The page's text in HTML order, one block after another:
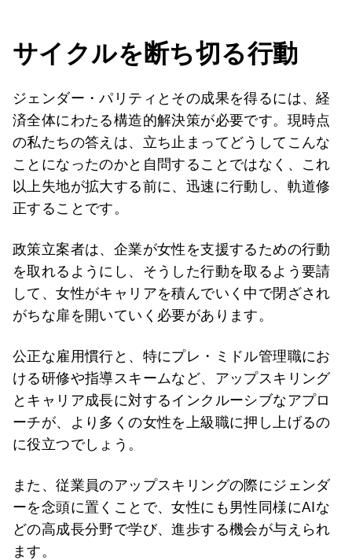
サイクルを断ち切る行動
ジェンダー・パリティとその成果を得るには、経
済全体にわたる構造的解決策が必要です。現時点
の私たちの答えは、立ち止まってどうしてこんな
ことになったのかと自問することではなく、これ
以上失地が拡大する前に、迅速に行動し、軌道修
正することです。
政策立案者は、企業が女性を支援するための行動
を取れるようにし、そうした行動を取るよう要請
して、女性がキャリアを積んでいく中で閉ざされ
がちな扉を開いていく必要があります。
公正な雇用慣行と、特にプレ・ミドル管理職にお
ける研修や指導スキームなど、アップスキリング
とキャリア成長に対するインクルーシブなアプロ
ーチが、より多くの女性を上級職に押し上げるの
に役立つでしょう。
また、従業員のアップスキリングの際にジェンダ
ーを念頭に置くことで、女性にも男性同様にAIな
どの高成長分野で学び、進歩する機会が与えられ
ます。